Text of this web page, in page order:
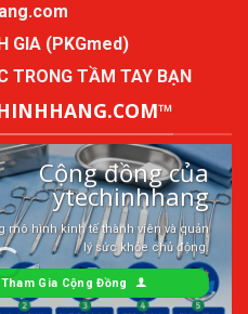
GIA (PKGmed)
TRONG TẦM TAY BẠN
Cộng đồng của
ytechinhhang
mô hình kinh tế thành viên và quản
lý sức khỏe chủ động.
Tham Gia Cộng Đồng